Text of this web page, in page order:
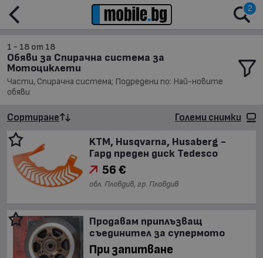
2
1 - 18 от 18
Обяви за Спирачна система за
Мотоциклети
Части, Спирачна система; Подредени по: Най-новите
обяви
Сортиране Големи снимки
KTM, Husqvarna, Husaberg -
Гард преден диск Tedesco
56 €
обл. Пловдив, гр. Пловдив
Продавам приплъзващ
съединител за супермото
При запитване